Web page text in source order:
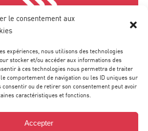
le consentement aux
expériences, nous utilisons des technologies
stocker et/ou accéder aux informations des
à ces technologies nous permettra de traiter
comportement de navigation ou les ID uniques sur
consentir ou de retirer son consentement peut avoir
caractéristiques et fonctions.
Accepter
Avenue Albert Einstein
1 • 2e étage
34000 Montpellier